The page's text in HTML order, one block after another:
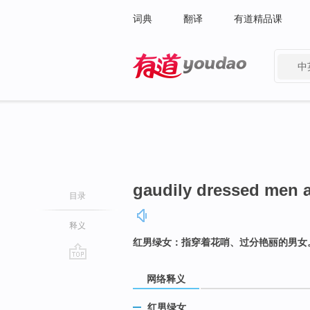
词典 翻译 有道精品课
中
目录
释义
gaudily dressed men
红男绿女：指穿着花哨、过分艳丽的男女
网络释义
红男绿女